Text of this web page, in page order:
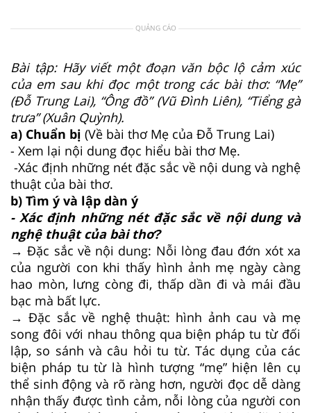
QUẢNG CÁO
Bài tập: Hãy viết một đoạn văn bộc lộ cảm xúc
của em sau khi đọc một trong các bài thơ: “Mẹ”
(Đỗ Trung Lai), “Ông đồ” (Vũ Đình Liên), “Tiểng gà
trưa” (Xuân Quỳnh).
a) Chuẩn bị (Về bài thơ Mẹ của Đỗ Trung Lai)
- Xem lại nội dung đọc hiểu bài thơ Mẹ.
-Xác định những nét đặc sắc về nội dung và nghệ
thuật của bài thơ.
b) Tìm ý và lập dàn ý
- Xác định những nét đặc sắc về nội dung và
nghệ thuật của bài thơ?
→ Đặc sắc về nội dung: Nỗi lòng đau đớn xót xa
của người con khi thấy hình ảnh mẹ ngày càng
hao mòn, lưng còng đi, thấp dần đi và mái đầu
bạc mà bất lực.
→ Đặc sắc về nghệ thuật: hình ảnh cau và mẹ
song đôi với nhau thông qua biện pháp tu từ đối
lập, so sánh và câu hỏi tu từ. Tác dụng của các
biện pháp tu từ là hình tượng “mẹ” hiện lên cụ
thể sinh động và rõ ràng hơn, người đọc dễ dàng
nhận thấy được tình cảm, nỗi lòng của người con